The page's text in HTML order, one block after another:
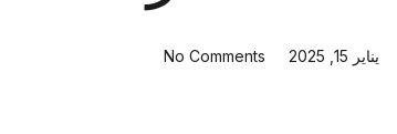
يناير 15, 2025 No Comments